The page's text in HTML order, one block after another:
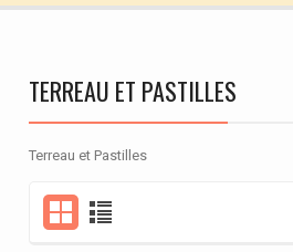
TERREAU ET PASTILLES
Terreau et Pastilles